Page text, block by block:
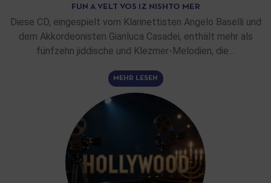
FUN A VELT VOS IZ NISHTO MER
Diese CD, eingespielt vom Klarinettisten Angelo Baselli und
dem Akkordeonisten Gianluca Casadei, enthält mehr als
fünfzehn jiddische und Klezmer-Melodien, die…
MEHR LESEN